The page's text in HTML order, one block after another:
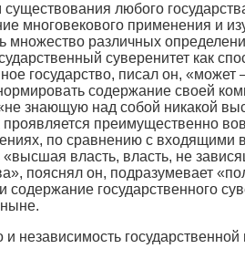
любого
многовекового применения и
множество различных
суверенитет как
государство, писал он,
содержание своей
знающую над собой никакой
преимущественно
по сравнению с входящими
власть, власть, не
пояснял он, подразумевает
государственного
независимость государственной